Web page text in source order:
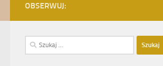
OBSERWUJ:
Szukaj: